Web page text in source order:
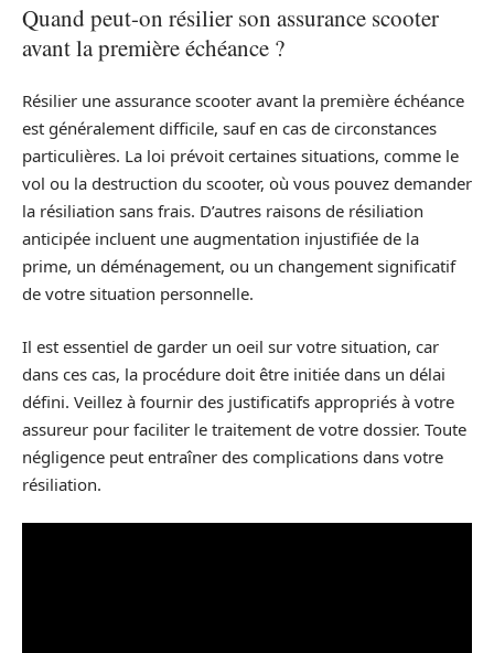
Quand peut-on résilier son assurance scooter
avant la première échéance ?
Résilier une assurance scooter avant la première échéance
est généralement difficile, sauf en cas de circonstances
particulières. La loi prévoit certaines situations, comme le
vol ou la destruction du scooter, où vous pouvez demander
la résiliation sans frais. D’autres raisons de résiliation
anticipée incluent une augmentation injustifiée de la
prime, un déménagement, ou un changement significatif
de votre situation personnelle.
Il est essentiel de garder un oeil sur votre situation, car
dans ces cas, la procédure doit être initiée dans un délai
défini. Veillez à fournir des justificatifs appropriés à votre
assureur pour faciliter le traitement de votre dossier. Toute
négligence peut entraîner des complications dans votre
résiliation.